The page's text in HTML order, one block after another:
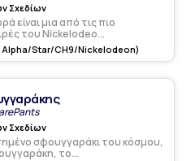
Σχεδίων
είναι μια από τις πιο
του Νickelodeo...
Star/CH9/Nickelodeon)
Σχεδίων
σφουγγαράκι του κόσμου,
το...